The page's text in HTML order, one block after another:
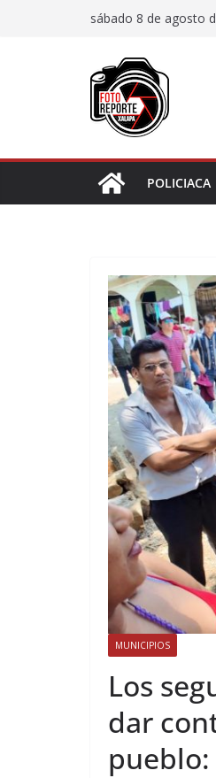
sábado 8 de agosto
POLICIACA
MUNICIPIOS
Los
dar
pueblo: